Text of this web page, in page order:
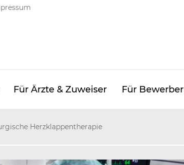
Für Ärzte & Zuweiser Für Bewerber
Herzklappentherapie